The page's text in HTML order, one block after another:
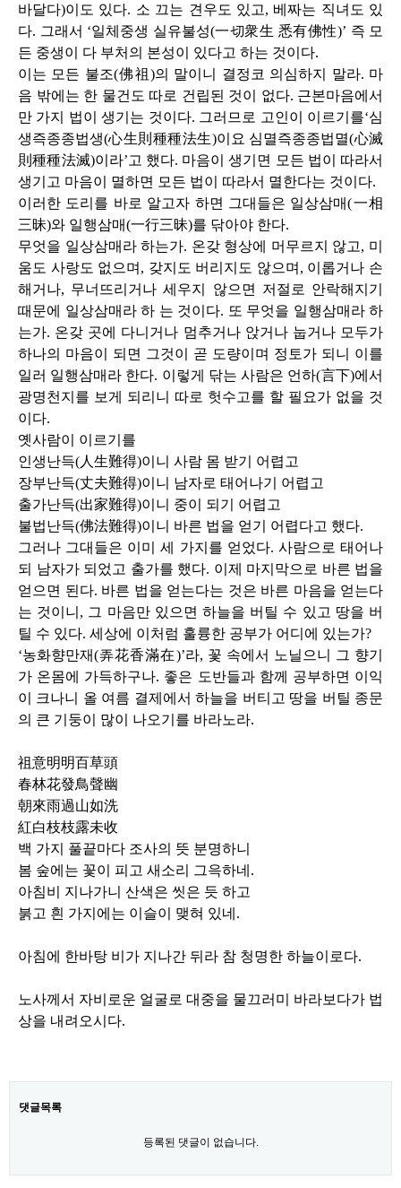
바달다)이도 있다. 소 끄는 견우도 있고, 베짜는 직녀도 있
다. 그래서 ‘일체중생 실유불성(一切衆生 悉有佛性)’ 즉 모
든 중생이 다 부처의 본성이 있다고 하는 것이다.
이는 모든 불조(佛祖)의 말이니 결정코 의심하지 말라. 마
음 밖에는 한 물건도 따로 건립된 것이 없다. 근본마음에서
만 가지 법이 생기는 것이다. 그러므로 고인이 이르기를‘심
생즉종종법생(心生則種種法生)이요 심멸즉종종법멸(心滅
則種種法滅)이라’고 했다. 마음이 생기면 모든 법이 따라서
생기고 마음이 멸하면 모든 법이 따라서 멸한다는 것이다.
이러한 도리를 바로 알고자 하면 그대들은 일상삼매(一相
三昧)와 일행삼매(一行三昧)를 닦아야 한다.
무엇을 일상삼매라 하는가. 온갖 형상에 머무르지 않고, 미
움도 사랑도 없으며 , 갖지도 버리지도 않으며 , 이롭거나 손
해거나, 무너뜨리거나 세우지 않으면 저절로 안락해지기
때문에 일상삼매라 하 는 것이다. 또 무엇을 일행삼매라 하
는가. 온갖 곳에 다니거나 멈추거나 앉거나 눕거나 모두가
하나의 마음이 되면 그것이 곧 도량이며 정토가 되니 이를
일러 일행삼매라 한다. 이렇게 닦는 사람은 언하(言下)에서
광명천지를 보게 되리니 따로 헛수고를 할 필요가 없을 것
이다.
옛사람이 이르기를
인생난득(人生難得)이니 사람 몸 받기 어렵고
장부난득(丈夫難得)이니 남자로 태어나기 어렵고
출가난득(出家難得)이니 중이 되기 어렵고
불법난득(佛法難得)이니 바른 법을 얻기 어렵다고 했다.
그러나 그대들은 이미 세 가지를 얻었다. 사람으로 태어나
되 남자가 되었고 출가를 했다. 이제 마지막으로 바른 법을
얻으면 된다. 바른 법을 얻는다는 것은 바른 마음을 얻는다
는 것이니 , 그 마음만 있으면 하늘을 버틸 수 있고 땅을 버
틸 수 있다. 세상에 이처럼 훌륭한 공부가 어디에 있는가?
‘농화향만재(弄花香滿在)’라, 꽃 속에서 노닐으니 그 향기
가 온몸에 가득하구나. 좋은 도반들과 함께 공부하면 이익
이 크나니 올 여름 결제에서 하늘을 버티고 땅을 버틸 종문
의 큰 기둥이 많이 나오기를 바라노라.
祖意明明百草頭
春林花發鳥聲幽
朝來雨過山如洗
紅白枝枝露未收
백 가지 풀끝마다 조사의 뜻 분명하니
봄 숲에는 꽃이 피고 새소리 그윽하네 .
아침비 지나가니 산색은 씻은 듯 하고
붉고 흰 가지에는 이슬이 맺혀 있네 .
아침에 한바탕 비가 지나간 뒤라 참 청명한 하늘이로다.
노사께서 자비로운 얼굴로 대중을 물끄러미 바라보다가 법
상을 내려오시다.
댓글목록
등록된 댓글이 없습니다.